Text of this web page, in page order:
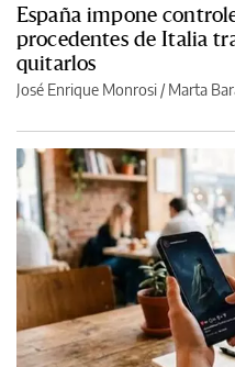
España impone
procedentes de Italia
quitarlos
José Enrique Monrosi / Marta